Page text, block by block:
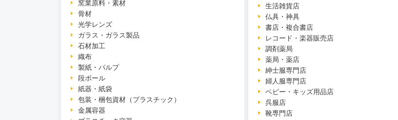
窯業原料・素材
骨材
光学レンズ
ガラス・ガラス製品
石材加工
織布
製紙・パルプ
段ボール
紙器・紙袋
包装・梱包資材（プラスチック）
金属容器
生活雑貨店
仏具・神具
書店・複合書店
レコード・楽器販売店
調剤薬局
薬局・薬店
紳士服専門店
婦人服専門店
ベビー・キッズ用品店
呉服店
靴専門店